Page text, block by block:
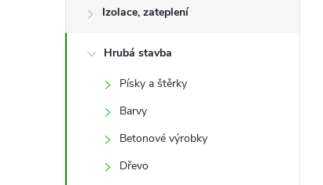
Izolace, zateplení
Hrubá stavba
Písky a štěrky
Barvy
Betonové výrobky
Dřevo